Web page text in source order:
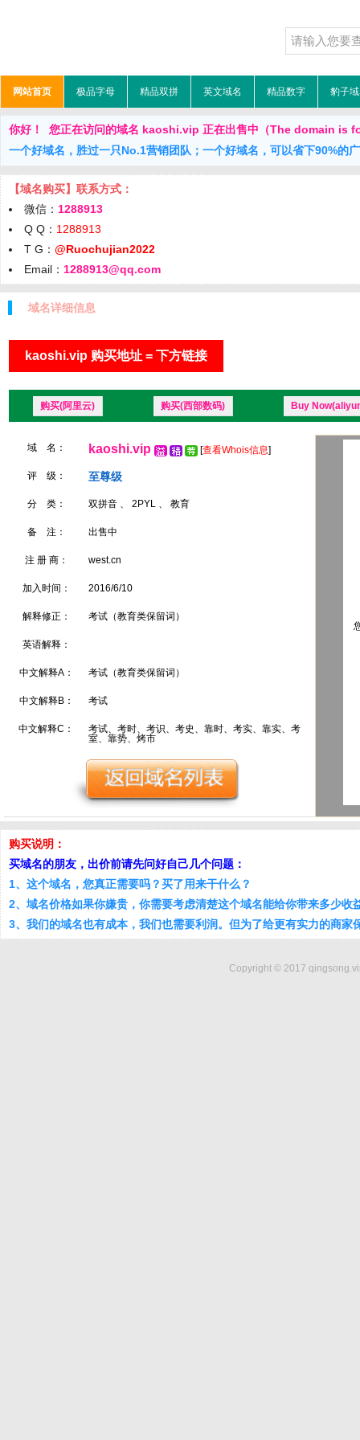
网站首页 极品字母 精品双拼 英文域名 精品数字 豹子
你好！ 您正在访问的域名 kaoshi.vip 正在出售中（The domain is
一个好域名，胜过一只No.1营销团队；一个好域名，可以省下90%的
【域名购买】联系方式：
微信： 1288913
Q Q： 1288913
T G： @Ruochujian2022
Email： 1288913@qq.com
域名详细信息
kaoshi.vip 购买地址 = 下方链接
购买(阿里云) 购买(西部数码) Buy
域 名： kaoshi.vip [查看Whois信息]
评 级： 至尊级
分 类： 双拼音 、 2PYL 、 教育
备 注： 出售中
注 册 商： west.cn
加入时间： 2016/6/10
解释修正： 考试（教育类保留词）
英语解释：
中文解释A： 考试（教育类保留词）
中文解释B： 考试
中文解释C：
考试、考时、考识、考史、靠时、考实、靠实、考
室、靠势、烤市
购买说明：
买域名的朋友，出价前请先问好自己几个问题：
1、这个域名，您真正需要吗？买了用来干什么？
2、域名价格如果你嫌贵，你需要考虑清楚这个域名能给你带来多少收
3、我们的域名也有成本，我们也需要利润。但为了给更有实力的商家
Copyright © 2017